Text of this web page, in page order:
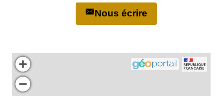
Nous écrire